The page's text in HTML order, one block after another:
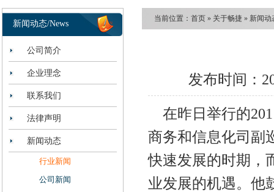
新闻动态/News
公司简介
企业理念
联系我们
法律声明
新闻动态
行业新闻
公司新闻
当前位置： 首页 » 关于畅捷 » 新闻动
发布时间：
在昨日举行的
商务和信息化司副
快速发展的时期，
业发展的机遇。他